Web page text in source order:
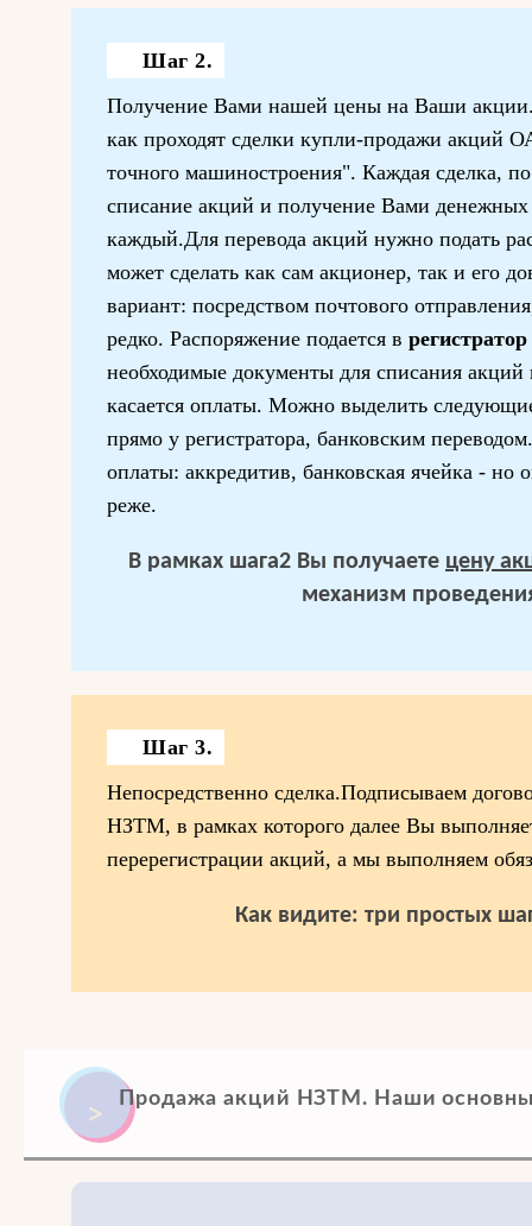
Шаг 2.
Получение Вами нашей цены на Ваши
как проходят сделки купли-продажи акций
точного машиностроения". Каждая сделка,
списание акций и получение Вами денежных
каждый.Для перевода акций нужно подать
может сделать как сам акционер, так и его
вариант: посредством почтового
редко. Распоряжение подается в
необходимые документы для списания
касается оплаты. Можно выделить
прямо у регистратора, банковским
оплаты: аккредитив, банковская ячейка - но
реже.
В рамках шага2 Вы получаете цену
механизм
Шаг 3.
Непосредственно сделка.Подписываем
НЗТМ, в рамках которого далее Вы
перерегистрации акций, а мы выполняем
Как видите: три простых
Продажа акций НЗТМ. Наши